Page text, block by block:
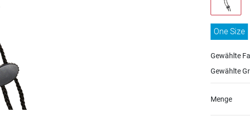
One Size
Gewählte
Gewählte
Menge